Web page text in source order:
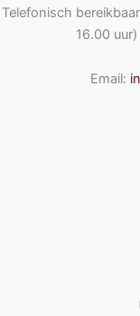
Telefonisch
16.00
Email: